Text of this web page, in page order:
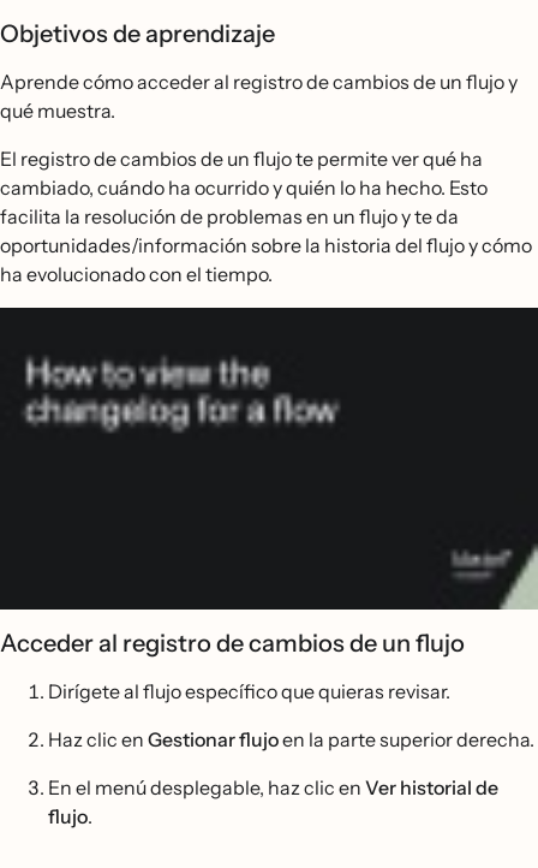
Objetivos de aprendizaje
Aprende cómo acceder al registro de cambios de un flujo y
qué muestra.
El registro de cambios de un flujo te permite ver qué ha
cambiado, cuándo ha ocurrido y quién lo ha hecho. Esto
facilita la resolución de problemas en un flujo y te da
oportunidades/información sobre la historia del flujo y cómo
ha evolucionado con el tiempo.
Acceder al registro de cambios de un flujo
Dirígete al flujo específico que quieras revisar.
Haz clic en Gestionar flujoen la parte superior derecha.
En el menú desplegable, haz clic en Ver historial de
flujo.